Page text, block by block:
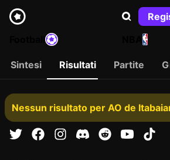
NBA
Sintesi Risultati Partite
Nessun risultato per AO de